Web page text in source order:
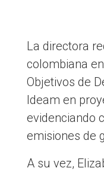
La directora
colombiana
Objetivos de
Ideam en
evidenciando
emisiones de
A su vez,